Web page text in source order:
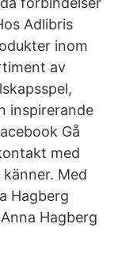
Adlibris
inom
av
inspirerande
Gå
med
Med
Hagberg
Hagberg